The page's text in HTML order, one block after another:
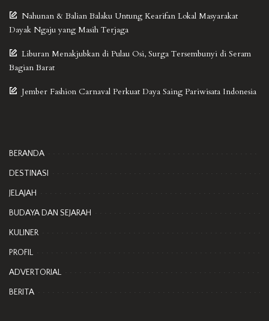
Nahunan & Balian Balaku Untung Kearifan Lokal Masyarakat
Dayak Ngaju yang Masih Terjaga
Liburan Menakjubkan di Pulau Osi, Surga Tersembunyi di Seram
Bagian Barat
Jember Fashion Carnaval Perkuat Daya Saing Pariwisata Indonesia
BERANDA
DESTINASI
JELAJAH
BUDAYA DAN SEJARAH
KULINER
PROFIL
ADVERTORIAL
BERITA